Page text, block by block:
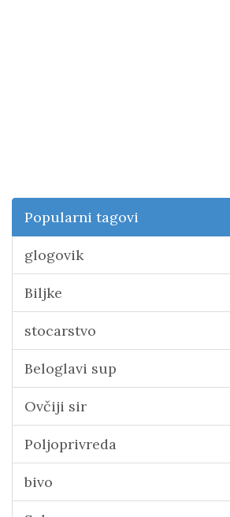
Popularni tagovi
glogovik
Biljke
stocarstvo
Beloglavi sup
Ovčiji sir
Poljoprivreda
bivo